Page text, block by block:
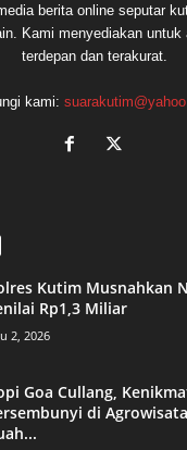
berita online seputar
Kami menyediakan untuk
terdepan dan terakurat.
kami:
Kutim Musnahkan
Rp1,3 Miliar
2, 2026
Goa Cullang,
di